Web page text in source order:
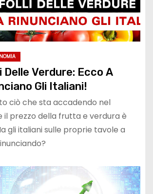
Delle Verdure: Ecco A
Gli Italiani!
ciò che sta accadendo nel
il prezzo della frutta e verdura è
gli italiani sulle proprie tavole a